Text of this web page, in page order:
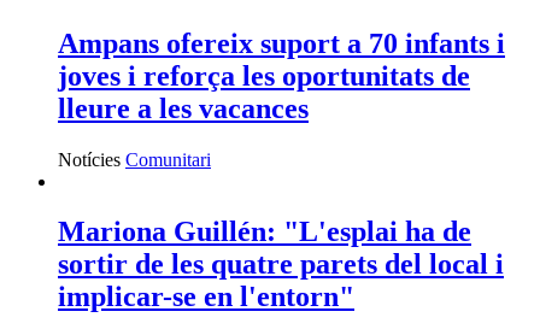
Ampans ofereix suport a 70 infants i
joves i reforça les oportunitats de
lleure a les vacances
Notícies Comunitari
Mariona Guillén: "L'esplai ha de
sortir de les quatre parets del local i
implicar-se en l'entorn"